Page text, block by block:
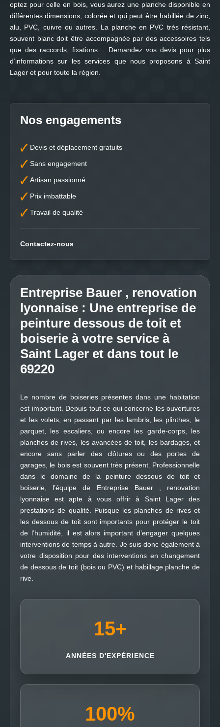
optez pour celle en bois, vous aurez une planche disponible en
différentes dimensions, colorée et qui peut être habillée de zinc,
alu, PVC, cuivre ou autres. La planche en PVC très résistant,
souvent blanc doit être accompagnée par des accessoires tels
que des raccords, fixations… Demandez vos devis pour plus
d’informations sur les services que nous proposons à Saint
Lager et pour toute la région.
Nos engagements
Devis et déplacement gratuits
Sans engagement
Artisan passionné
Prix imbattable
Travail de qualité
Contactez-nous
Entreprise Bauer , renovation
lyonnaise : Une entreprise de
peinture dessous de toit et
boiserie à votre service à
Saint Lager et dans tout le
69220
Le nombre de boiseries présentes dans une habitation
est important. Depuis tout ce qui concerne les ouvertures
et les volets, en passant par les lambris, les plinthes, le
parquet, les escaliers, ou encore les garde-corps, les
planches de rives, les avancées de toit, les bardages, et
encore sans parler des clôtures ou des portes de
garages, le bois est souvent très présent. Professionnelle
dans le domaine de la peinture dessous de toit et
boiserie, l’équipe de Entreprise Bauer , renovation
lyonnaise est apte à vous offrir à Saint Lager des
prestations de qualité. Puisque les planches de rives et
les dessous de toit sont importants pour protéger le toit
de l’humidité, il est alors important d’engager quelques
interventions de temps à autre. Je suis donc également à
votre disposition pour des interventions en changement
de dessous de toit (bois ou PVC) et habillage planche de
rive.
15+
ANNÉES D'EXPÉRIENCE
100%